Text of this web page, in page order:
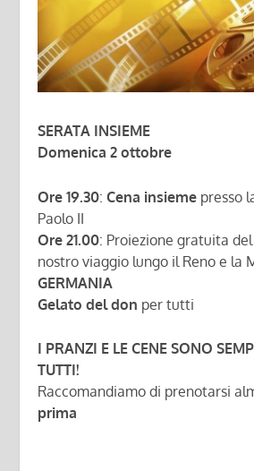
SERATA INSIEME
Domenica 2 ottobre
Ore 19.30:Cena insieme presso
Paolo II
Ore 21.00: Proiezione gratuita del
nostro viaggio lungo il Reno e la
GERMANIA
Gelato del don per tutti
I PRANZI E LE CENE SONO
TUTTI!
Raccomandiamo di prenotarsi
prima